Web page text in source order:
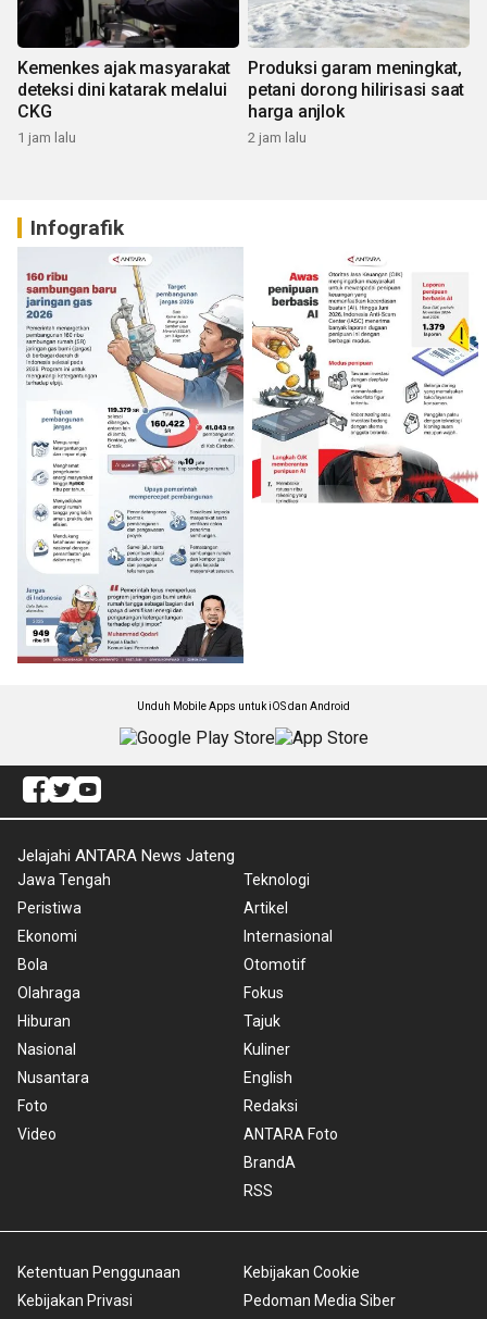
Kemenkes ajak masyarakat
deteksi dini katarak melalui
CKG
1 jam lalu
Produksi garam meningkat,
petani dorong hilirisasi saat
harga anjlok
2 jam lalu
Infografik
Unduh Mobile Apps untuk iOS dan Android
Jelajahi ANTARA News Jateng
Jawa Tengah
Peristiwa
Ekonomi
Bola
Olahraga
Hiburan
Nasional
Nusantara
Foto
Video
Teknologi
Artikel
Internasional
Otomotif
Fokus
Tajuk
Kuliner
English
Redaksi
ANTARA Foto
BrandA
RSS
Ketentuan Penggunaan
Kebijakan Privasi
Kebijakan Cookie
Pedoman Media Siber